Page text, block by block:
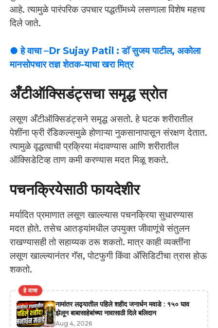
आहे. त्यामुळे पारंपरिक उपचार पद्धतींमध्ये लसणाला विशेष महत्त्व
दिले जाते.
● हे वाचा –Dr Sujay Patil : डाॅ सुजय पाटील, अकोला
मानसोपचार तज्ञ शेतक-याचा खरा मित्र
अँटीऑक्सिडंट्सचा समृद्ध स्रोत
लसूण अँटीऑक्सिडंट्सने समृद्ध असतो. हे घटक शरीरातील
पेशींना फ्री रॅडिकल्समुळे होणाऱ्या नुकसानापासून संरक्षण देतात.
त्यामुळे वृद्धत्वाची प्रक्रिया मंदावण्यास आणि शरीरातील
ऑक्सिडेटिव्ह ताण कमी करण्यास मदत मिळू शकते.
पचनक्रियेसाठी फायदेशीर
मर्यादित प्रमाणात लसूण खाल्ल्यास पचनक्रिया सुधारण्यास
मदत होते. तसेच आतड्यांमधील उपयुक्त जीवाणूंचे संतुलन
राखण्यासही तो सहाय्यक ठरू शकतो. मात्र काही व्यक्तींना
लसूण खाल्ल्यानंतर गॅस, पोटफुगी किंवा अ‍ॅसिडिटीचा त्रास होऊ
शकतो.
हे वाचा
नामांतर लढ्यातील पहिले शहीद जनार्धन मवाडे : १५० घाव
झेलून बाबासाहेबांच्या नावासाठी दिले बलिदान
Aug 4, 2026